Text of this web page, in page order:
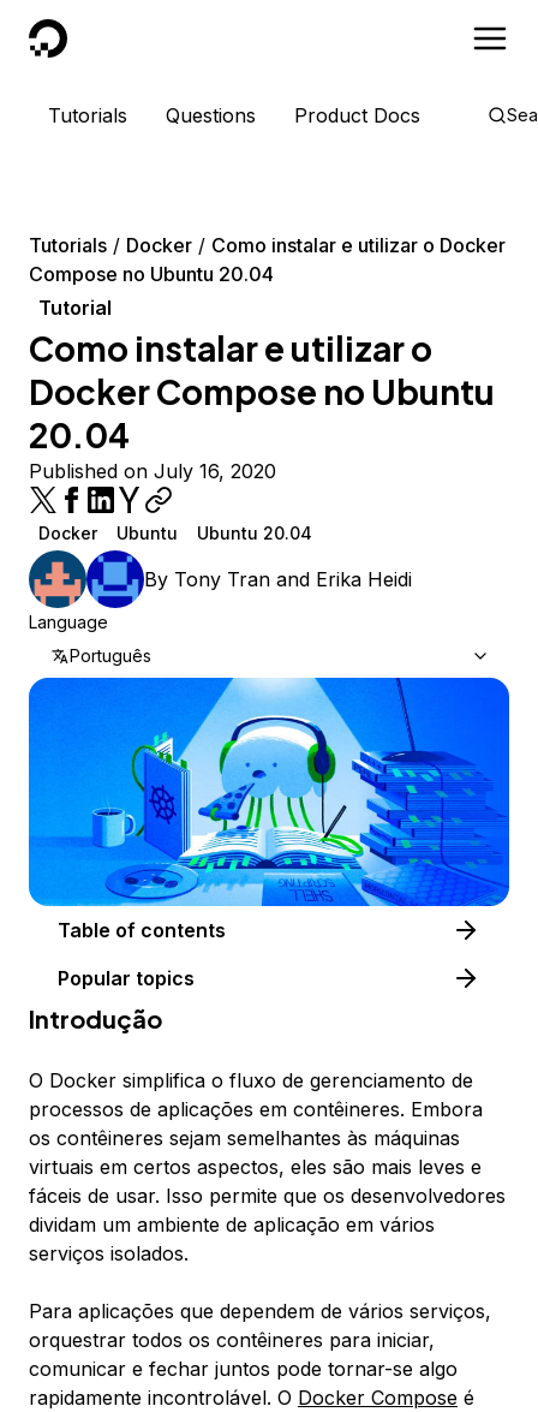
DigitalOcean
Tutorials Questions Product Docs
Tutorials Docker
Como instalar e utilizar o Docker
Compose no Ubuntu 20.04
Tutorial
Como instalar e utilizar o
Docker Compose no Ubuntu
20.04
Published on July 16, 2020
Docker Ubuntu Ubuntu 20.04
By Tony Tran and Erika Heidi
Language
Português
Table of contents
Popular topics
Introdução
O Docker simplifica o fluxo de gerenciamento de
processos de aplicações em contêineres. Embora
os contêineres sejam semelhantes às máquinas
virtuais em certos aspectos, eles são mais leves e
fáceis de usar. Isso permite que os desenvolvedores
dividam um ambiente de aplicação em vários
serviços isolados.
Para aplicações que dependem de vários serviços,
orquestrar todos os contêineres para iniciar,
comunicar e fechar juntos pode tornar-se algo
rapidamente incontrolável. O Docker Compose é